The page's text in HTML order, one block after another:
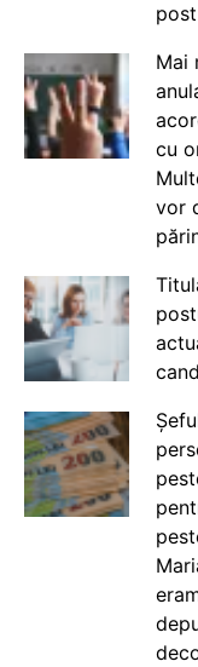
post
Mai
cu
vor